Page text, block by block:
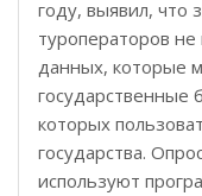
году, выявил, что
туроператоров
данных, которые
которых
государства.
используют